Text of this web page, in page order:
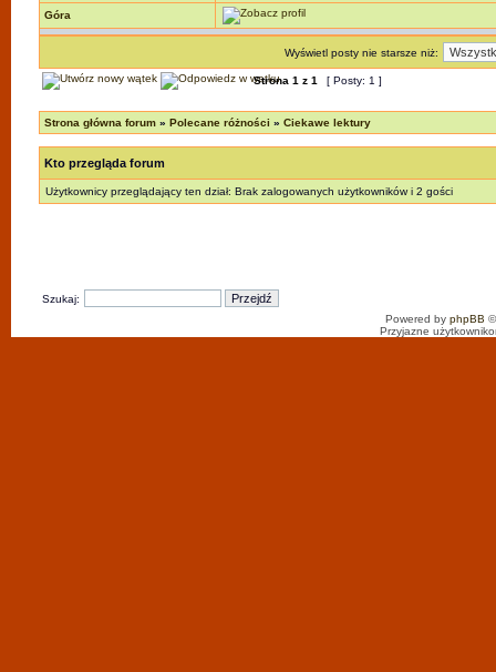
Góra
Wyświetl posty nie starsze niż:
Strona 1 z 1 [ Posty: 1 ]
Strona główna forum » Polecane różności » Ciekawe lektury
Kto przegląda forum
Użytkownicy przeglądający ten dział: Brak zalogowanych użytkowników i 2 gości
Szukaj:
Powered by phpBB
Przyjazne